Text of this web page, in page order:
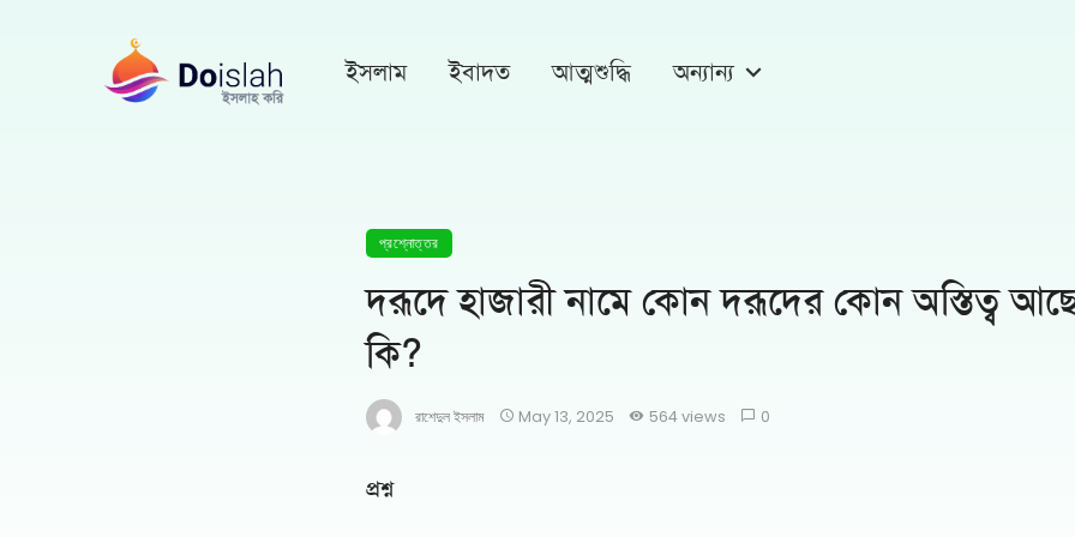
ইসলাম ইবাদত আত্মশুদ্ধি অন্যান্য
প্রশ্নোত্তর
দরূদে হাজারী নামে কোন দরূদের কোন অস্তিত্ব
কি?
রাশেদুল ইসলাম May 13, 2025 564 views 0
প্রশ্ন